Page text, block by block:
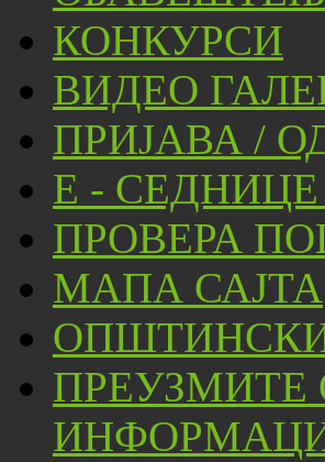
КОНКУРСИ
ВИДЕО
ПРИЈАВА /
Е -
ПРОВЕРА
МАПА САЈТА
ОПШТИНСКИ
ПРЕУЗМИТЕ